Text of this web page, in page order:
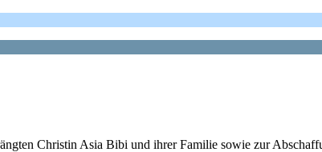
Christin Asia Bibi und ihrer Familie sowie zur